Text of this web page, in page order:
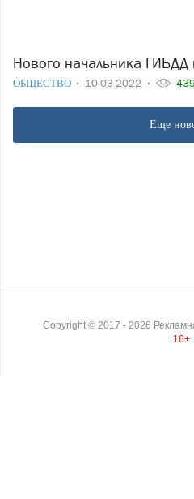
Нового начальника
ОБЩЕСТВО 10-03-2022
Еще
Copyright © 2017 - 2026
16+